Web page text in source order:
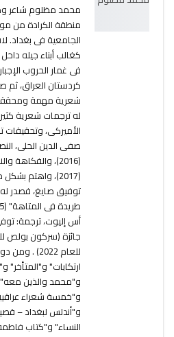
محمد مظلوم شاعر
الجامعية فى بغداد.
كغالب أبناء جيله
فى غمار الحروب
كردستان العراق، ثم
شعرية مهمة ومحققاً
له ترجمات شعرية
الأميركى، وتحقيقات
صفى الدين الحلى،
(2016)،
(2017)، واهتم
توفيق صايغ، فصدر
جائزة (سركون بولص
للعام 2022)
ارتكابات" و"المتأخر"
و"محمد والذين معه"
و"خمسة شعراء
و"أندلس لبغداد –
النساء" و"كتاب